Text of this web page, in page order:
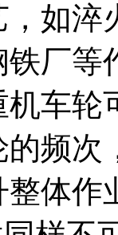
如淬
厂等
车轮
频
体作